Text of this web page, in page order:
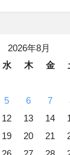
2026年8月
水 木 金
5 6 7
12 13 14
19 20 21